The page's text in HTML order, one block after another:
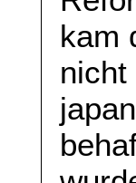
kam